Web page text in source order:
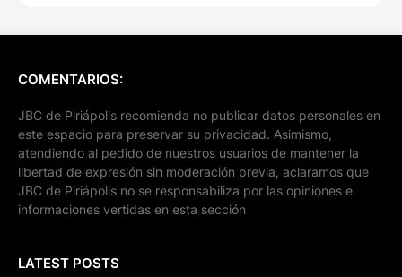
COMENTARIOS:
JBC de Piriápolis recomienda no publicar datos personales en
este espacio para preservar su privacidad. Asimismo,
atendiendo al pedido de nuestros usuarios de mantener la
libertad de expresión sin moderación previa, aclaramos que
JBC de Piriápolis no se responsabiliza por las opiniones e
informaciones vertidas en esta sección
LATEST POSTS